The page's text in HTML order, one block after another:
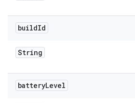
buildId
String
batteryLevel